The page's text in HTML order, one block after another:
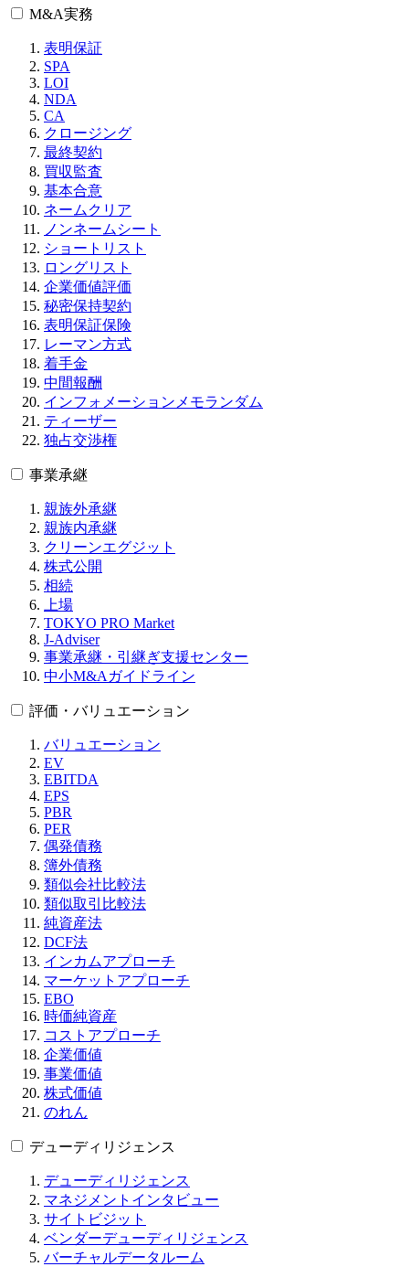
M&A実務
表明保証
SPA
LOI
NDA
CA
クロージング
最終契約
買収監査
基本合意
ネームクリア
ノンネームシート
ショートリスト
ロングリスト
企業価値評価
秘密保持契約
表明保証保険
レーマン方式
着手金
中間報酬
インフォメーションメモランダム
ティーザー
独占交渉権
事業承継
親族外承継
親族内承継
クリーンエグジット
株式公開
相続
上場
TOKYO PRO Market
J-Adviser
事業承継・引継ぎ支援センター
中小M&Aガイドライン
評価・バリュエーション
バリュエーション
EV
EBITDA
EPS
PBR
PER
偶発債務
簿外債務
類似会社比較法
類似取引比較法
純資産法
DCF法
インカムアプローチ
マーケットアプローチ
EBO
時価純資産
コストアプローチ
企業価値
事業価値
株式価値
のれん
デューディリジェンス
デューディリジェンス
マネジメントインタビュー
サイトビジット
ベンダーデューディリジェンス
バーチャルデータルーム